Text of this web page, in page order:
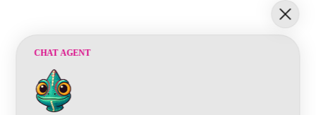
CHAT AGENT